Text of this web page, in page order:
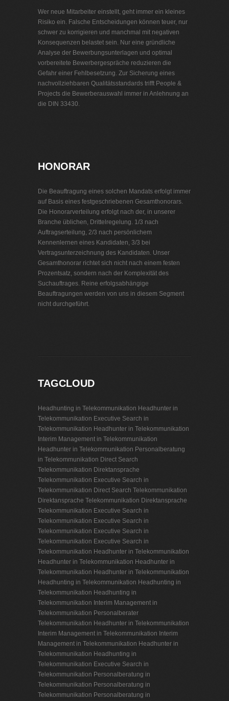
Wer neue Mitarbeiter einstellt, geht immer ein kleines
Risiko ein. Falsche Entscheidungen können teuer, nur
schwer zu korrigieren und manchmal mit negativen
Konsequenzen belastet sein. Nur eine gründliche
Analyse der Bewerbungsunterlagen und optimal
vorbereitete Bewerbergespräche reduzieren die
Gefahr einer Fehlbesetzung. Zur Sicherung eines
nachvollziehbaren Qualitätsstandards trifft People &
Projects die Bewerberauswahl immer in Anlehnung an
die DIN 33430.
HONORAR
Die Beauftragung eines solchen Mandats erfolgt immer
auf Basis eines festgeschriebenen Gesamthonorars.
Die Honorarverteilung erfolgt nach der, in unserer
Branche üblichen, Drittelregelung. 1/3 nach
Auftragserteilung, 2/3 nach persönlichem
Kennenlernen eines Kandidaten, 3/3 bei
Vertragsunterzeichnung des Kandidaten. Unser
Gesamthonorar richtet sich nicht nach einem festen
Prozentsatz, sondern nach der Komplexität des
Suchauftrages. Reine erfolgsabhängige
Beauftragungen werden von uns in diesem Segment
nicht durchgeführt.
TAGCLOUD
Headhunting in Telekommunikation Headhunter in
Telekommunikation Executive Search in
Telekommunikation Headhunter in Telekommunikation
Interim Management in Telekommunikation
Headhunter in Telekommunikation Personalberatung
in Telekommunikation Direct Search
Telekommunikation Direktansprache
Telekommunikation Executive Search in
Telekommunikation Direct Search Telekommunikation
Direktansprache Telekommunikation Direktansprache
Telekommunikation Executive Search in
Telekommunikation Executive Search in
Telekommunikation Executive Search in
Telekommunikation Executive Search in
Telekommunikation Headhunter in Telekommunikation
Headhunter in Telekommunikation Headhunter in
Telekommunikation Headhunter in Telekommunikation
Headhunting in Telekommunikation Headhunting in
Telekommunikation Headhunting in
Telekommunikation Interim Management in
Telekommunikation Personalberater
Telekommunikation Headhunter in Telekommunikation
Interim Management in Telekommunikation Interim
Management in Telekommunikation Headhunter in
Telekommunikation Headhunting in
Telekommunikation Executive Search in
Telekommunikation Personalberatung in
Telekommunikation Personalberatung in
Telekommunikation Personalberatung in